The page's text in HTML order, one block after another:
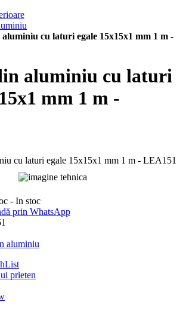
cu laturi egale 15x15x1 mm 1 m -
aluminiu cu laturi
mm 1 m -
- In stoc
prin WhatsApp
aluminiu
prieten